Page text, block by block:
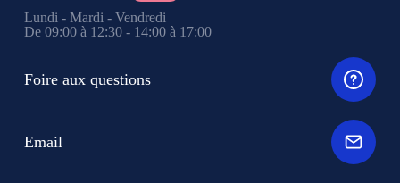
Lundi - Mardi - Vendredi
De 09:00 à 12:30 - 14:00 à 17:00
Foire aux questions
Email